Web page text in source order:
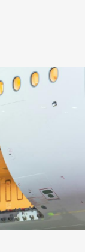
i brug,